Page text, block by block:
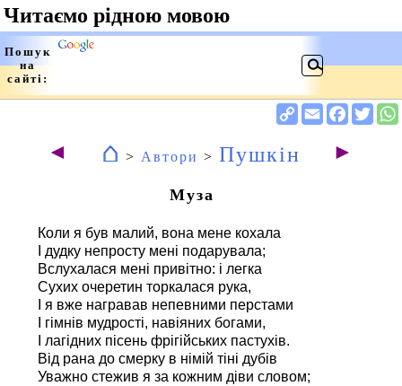
◄ ⌂ > Автори > Пушкін ►
Муза
Коли я був малий, вона мене кохала
І дудку непросту мені подарувала;
Вслухалася мені привітно: і легка
Сухих очеретин торкалася рука,
І я вже награвав непевними перстами
І гімнів мудрості, навіяних богами,
І лагідних пісень фрігійських пастухів.
Від рана до смерку в німій тіні дубів
Уважно стежив я за кожним діви словом;